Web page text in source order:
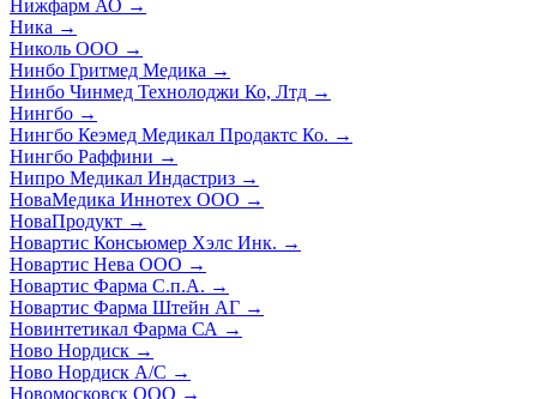
Нижфарм АО →
Ника →
Николь ООО →
Нинбо Гритмед Медика →
Нинбо Чинмед Технолоджи Ко, Лтд →
Нингбо →
Нингбо Кеэмед Медикал Продактс Ко. →
Нингбо Раффини →
Нипро Медикал Индастриз →
НоваМедика Иннотех ООО →
НоваПродукт →
Новартис Консьюмер Хэлс Инк. →
Новартис Нева ООО →
Новартис Фарма С.п.А. →
Новартис Фарма Штейн АГ →
Новинтетикал Фарма СА →
Ново Нордиск →
Ново Нордиск А/С →
Новомосковск ООО →